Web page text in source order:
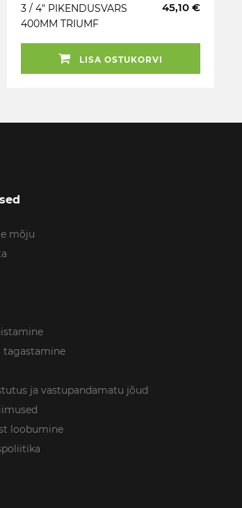
3 / 4" PIKENDUSVARS
400MM TRIUMF
45,10 €
LISA OSTUKORVI
mõju
tagastamine
ja vastupandamatu jõud
loobumine